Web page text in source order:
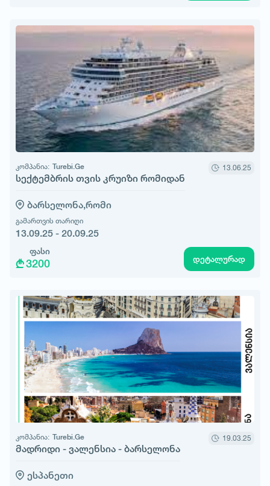
კომპანია: Turebi.Ge
სექტემბრის თვის კრუიზი რომიდან
13.06.25
ბარსელონა,რომი
გამართვის თარიღი
13.09.25 - 20.09.25
ფასი
3200 დეტალურად
კომპანია: Turebi.Ge
მადრიდი - ვალენსია - ბარსელონა
19.03.25
ესპანეთი